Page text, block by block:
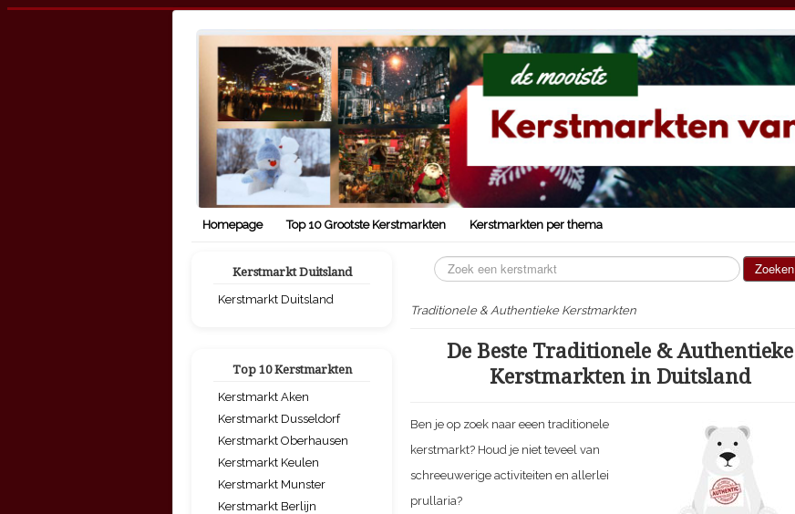
Homepage Top 10 Grootste Kerstmarkten Kerstmarkten per thema
Kerstmarkt Duitsland
Kerstmarkt Duitsland
Top 10 Kerstmarkten
Kerstmarkt Aken
Kerstmarkt Dusseldorf
Kerstmarkt Oberhausen
Kerstmarkt Keulen
Kerstmarkt Munster
Kerstmarkt Berlijn
Zoeken... Zoeken
Traditionele & Authentieke Kerstmarkten
De Beste Traditionele & Authentieke
Kerstmarkten in Duitsland
Ben je op zoek naar eeen traditionele
kerstmarkt? Houd je niet teveel van
schreeuwerige activiteiten en allerlei
prullaria?